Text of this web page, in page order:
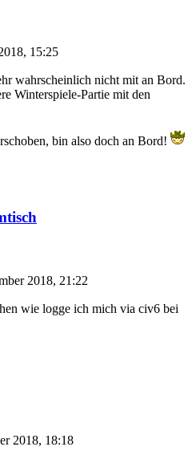
15:25
wahrscheinlich nicht mit an Bord.
Winterspiele-Partie mit den
bin also doch an Bord!
2018, 21:22
wie logge ich mich via civ6 bei
2018, 18:18